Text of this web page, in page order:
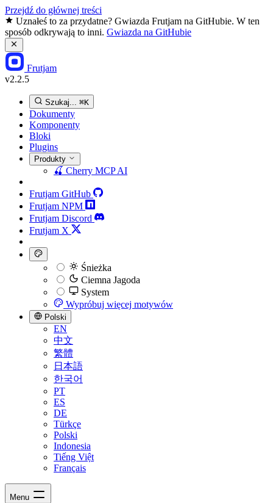
Przejdź do głównej treści
Uznałeś to za przydatne? Gwiazda Frutjam na GitHubie. W ten
sposób odkrywają to inni. Gwiazda na GitHubie
Frutjam
v2.2.5
Szukaj... ⌘K
Dokumenty
Komponenty
Bloki
Plugins
Produkty
🍒 Cherry MCPAI
Frutjam GitHub
Frutjam NPM
Frutjam Discord
Frutjam X
Śnieżka
Ciemna Jagoda
System
Wypróbuj więcej motywów
Polski
EN
中文
繁體
日本語
한국어
PT
ES
DE
Türkçe
Polski
Indonesia
Tiếng Việt
Français
Menu